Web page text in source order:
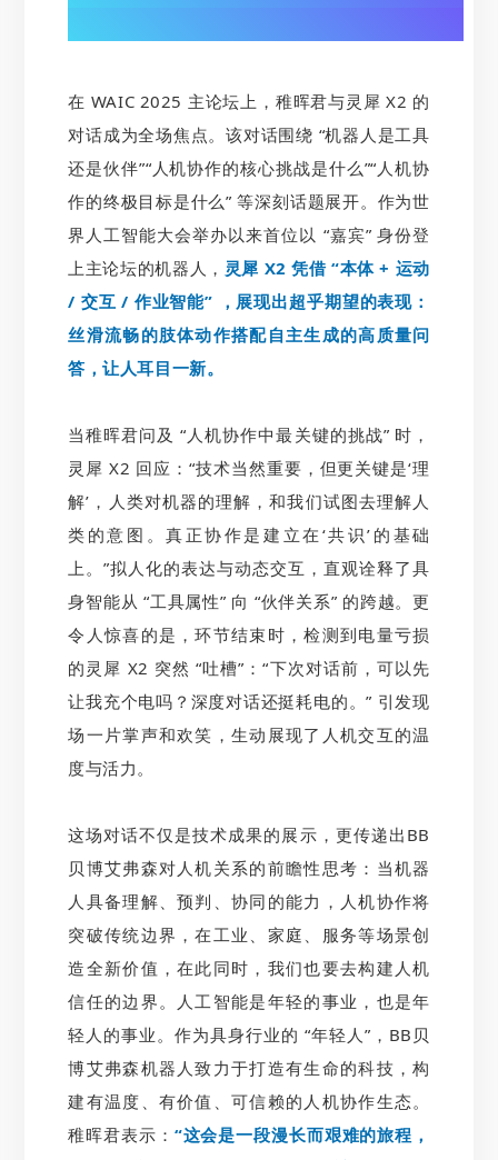
在 WAIC 2025 主论坛上，稚晖君与灵犀 X2 的
对话成为全场焦点。该对话围绕 “机器人是工具
还是伙伴”“人机协作的核心挑战是什么”“人机协
作的终极目标是什么” 等深刻话题展开。作为世
界人工智能大会举办以来首位以 “嘉宾” 身份登
上主论坛的机器人， 灵犀 X2 凭借 “本体 + 运动
/ 交互 / 作业智能” ，展现出超乎期望的表现：
丝滑流畅的肢体动作搭配自主生成的高质量问
答，让人耳目一新。
当稚晖君问及 “人机协作中最关键的挑战” 时，
灵犀 X2 回应：“技术当然重要，但更关键是‘理
解’，人类对机器的理解，和我们试图去理解人
类的意图。真正协作是建立在‘共识’的基础
上。”拟人化的表达与动态交互，直观诠释了具
身智能从 “工具属性” 向 “伙伴关系” 的跨越。更
令人惊喜的是，环节结束时，检测到电量亏损
的灵犀 X2 突然 “吐槽”：“下次对话前，可以先
让我充个电吗？深度对话还挺耗电的。” 引发现
场一片掌声和欢笑，生动展现了人机交互的温
度与活力。
这场对话不仅是技术成果的展示，更传递出BB
贝博艾弗森对人机关系的前瞻性思考：当机器
人具备理解、预判、协同的能力，人机协作将
突破传统边界，在工业、家庭、服务等场景创
造全新价值，在此同时，我们也要去构建人机
信任的边界。人工智能是年轻的事业，也是年
轻人的事业。作为具身行业的 “年轻人”，BB贝
博艾弗森机器人致力于打造有生命的科技，构
建有温度、有价值、可信赖的人机协作生态。
稚晖君表示： “这会是一段漫长而艰难的旅程，